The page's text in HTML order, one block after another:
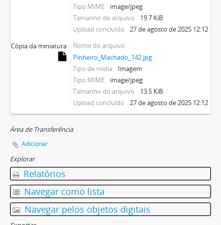
Tipo MIME
image/jpeg
Tamanho do arquivo
19.7 KiB
Upload concluído
27 de agosto de 2025 12:12
Cópia da miniatura
Nome do arquivo
Pinheiro_Machado_142.jpg
Tipo de mídia
Imagem
Tipo MIME
image/jpeg
Tamanho do arquivo
13.5 KiB
Upload concluído
27 de agosto de 2025 12:12
Área de Transferência
Adicionar
Explorar
Relatórios
Navegar como lista
Navegar pelos objetos digitais